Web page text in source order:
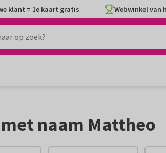
klant = 1e kaart gratis Webwinkel van
naam Mattheo